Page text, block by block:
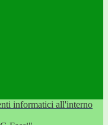
informatici all'interno